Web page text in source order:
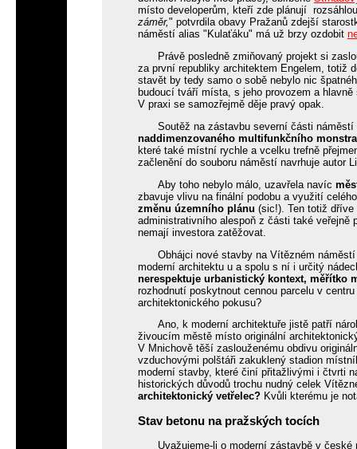
místo developerům, kteří zde plánují
záměr," potvrdila obavy Pražanů zdejší
náměstí alias "Kulaťáku" má už brzy ozdobit
Právě posledně zmiňovaný projekt si
za první republiky architektem Engelem, totiž
stavět by tedy samo o sobě nebylo nic
budoucí tváří místa, s jeho provozem a
V praxi se samozřejmě děje pravý opak.
Soutěž na zástavbu severní části
naddimenzovaného multifunkčního monstra
které také místní rychle a vcelku trefně
začlenění do souboru náměstí navrhuje autor
Aby toho nebylo málo, uzavřela navíc
zbavuje vlivu na finální podobu a využití
změnu územního plánu (sic!). Ten totiž dříve
administrativního alespoň z části také
nemají investora zatěžovat.
Obhájci nové stavby na Vítězném
moderní architektu u a spolu s ní i určitý
nerespektuje urbanistický kontext, měřítko
rozhodnutí poskytnout cennou parcelu v
architektonického pokusu?
Ano, k moderní architektuře jistě patří
živoucím městě místo originální
V Mnichově těší zaslouženému obdivu
vzduchovými polštáři zakuklený stadion
moderní stavby, které činí přitažlivými i čtvrti
historických důvodů trochu nudný celek
architektonický vetřelec?Kvůli kterému je
Stav betonu na pražských tocích
Uvažujeme-li o moderní zástavbě v